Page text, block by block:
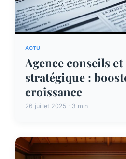
ACTU
Agence conseils
stratégique :
croissance
26 juillet 2025 · 3 min